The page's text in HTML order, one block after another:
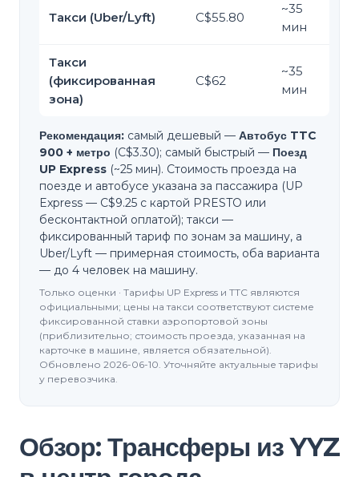
Такси (Uber/Lyft) C$55.80
~35
мин
Такси
(фиксированная
зона)
C$62
~35
мин
Рекомендация: самый дешевый — Автобус TTC
900 + метро (C$3.30); самый быстрый — Поезд
UP Express (~25 мин). Стоимость проезда на
поезде и автобусе указана за пассажира (UP
Express — C$9.25 с картой PRESTO или
бесконтактной оплатой); такси —
фиксированный тариф по зонам за машину, а
Uber/Lyft — примерная стоимость, оба варианта
— до 4 человек на машину.
Только оценки · Тарифы UP Express и TTC являются
официальными; цены на такси соответствуют системе
фиксированной ставки аэропортовой зоны
(приблизительно; стоимость проезда, указанная на
карточке в машине, является обязательной).
Обновлено 2026-06-10. Уточняйте актуальные тарифы
у перевозчика.
Обзор: Трансферы из YYZ